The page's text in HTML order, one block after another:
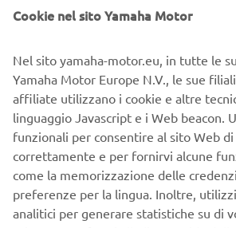
All'interno dei dipartimenti di ricerca e
orizzonti dei tecnici, in modo da poter
l'innovazione con lo stile Yamaha.
come un ingegnere di trial amatoriale
coinvolgere i suoi colleghi nella sua
formare una squadra e accettare la
migliore al mondo. "Attualmente, il
con i veicoli elettrici (EV) è l'autonomia.
Tuttavia, l'autonomia non è un fattore
Cookie nel sito Yamaha Motor
Nel sito yamaha-motor.eu, in tutte le
Yamaha Motor Europe N.V., le sue
affiliate utilizzano i cookie e altre
linguaggio Javascript e i Web beacon.
funzionali per consentire al sito Web
correttamente e per fornirvi alcune
come la memorizzazione delle
preferenze per la lingua. Inoltre,
analitici per generare statistiche su di